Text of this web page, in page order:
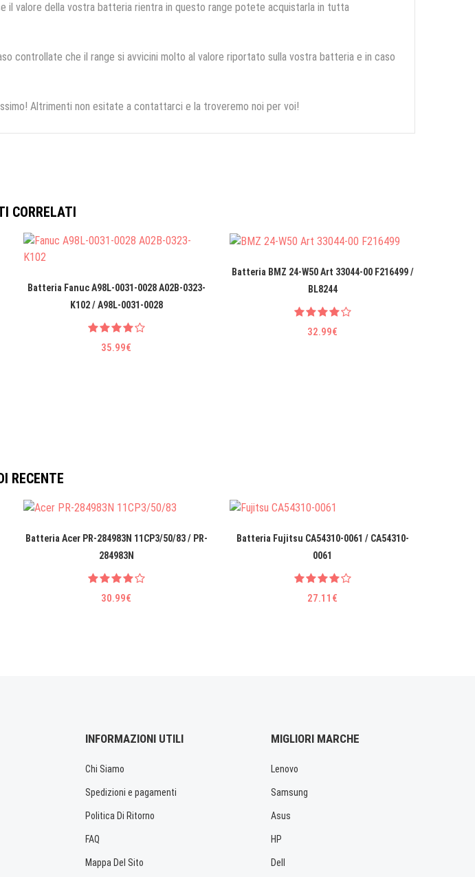
il valore della vostra batteria rientra in questo range potete acquistarla in tutta
controllate che il range si avvicini molto al valore riportato sulla vostra batteria e in caso
Altrimenti non esitate a contattarci e la troveremo noi per voi!
CORRELATI
Batteria Fanuc A98L-0031-0028 A02B-0323-
K102 / A98L-0031-0028
35.99€
Batteria BMZ 24-W50 Art 33044-00 F216499 /
BL8244
32.99€
RECENTE
Batteria Acer PR-284983N 11CP3/50/83 / PR-
284983N
30.99€
Batteria Fujitsu CA54310-0061 / CA54310-
0061
27.11€
INFORMAZIONI UTILI
Chi Siamo
Spedizioni e pagamenti
Politica Di Ritorno
FAQ
Mappa Del Sito
MIGLIORI MARCHE
Lenovo
Samsung
Asus
HP
Dell